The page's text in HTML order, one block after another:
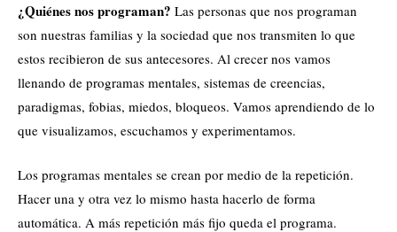
¿Quiénes nos programan? Las personas que nos programan
son nuestras familias y la sociedad que nos transmiten lo que
estos recibieron de sus antecesores. Al crecer nos vamos
llenando de programas mentales, sistemas de creencias,
paradigmas, fobias, miedos, bloqueos. Vamos aprendiendo de lo
que visualizamos, escuchamos y experimentamos.
Los programas mentales se crean por medio de la repetición.
Hacer una y otra vez lo mismo hasta hacerlo de forma
automática. A más repetición más fijo queda el programa.